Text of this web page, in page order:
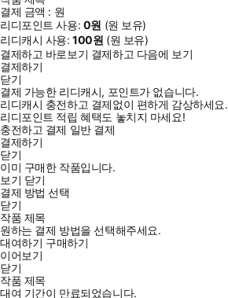
결제 금액 : 원
리디포인트 사용: 0원 (원 보유)
리디캐시 사용:100원 (원 보유)
결제하고 바로보기 결제하고 다음에 보기
결제하기
닫기
결제 가능한 리디캐시, 포인트가 없습니다.
리디캐시 충전하고 결제없이 편하게 감상하세요.
리디포인트 적립 혜택도 놓치지 마세요!
충전하고 결제 일반 결제
결제하기
닫기
이미 구매한 작품입니다.
보기 닫기
결제 방법 선택
닫기
작품 제목
원하는 결제 방법을 선택해주세요.
대여하기 구매하기
이어보기
닫기
작품 제목
대여 기간이 만료되었습니다.